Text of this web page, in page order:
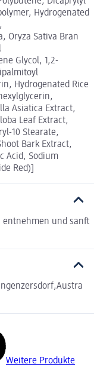
Hydrogenated
Oryza Sativa Bran
Glycol, 1,2-
Hydrogenated Rice
Asiatica Extract,
Leaf Extract,
10 Stearate,
Bark Extract,
Acid, Sodium
Red)]
entnehmen und sanft
Weitere Produkte